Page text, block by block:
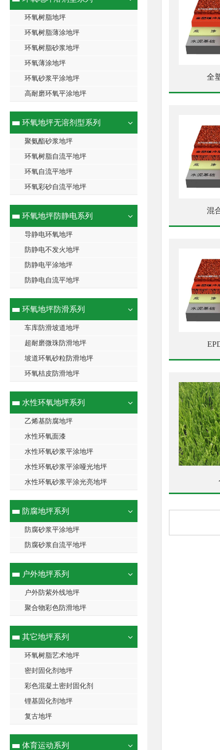
环氧树脂地坪
环氧树脂薄涂地坪
环氧树脂砂浆地坪
环氧薄涂地坪
环氧砂浆平涂地坪
高耐磨环氧平涂地坪
环氧地坪无溶剂型系列
聚氨酯砂浆地坪
环氧树脂自流平地坪
环氧自流平地坪
环氧彩砂自流平地坪
环氧地坪防静电系列
导静电环氧地坪
防静电不发火地坪
防静电平涂地坪
防静电自流平地坪
环氧地坪防滑系列
车库防滑坡道地坪
超耐磨微珠防滑地坪
坡道环氧砂粒防滑地坪
环氧桔皮防滑地坪
水性环氧地坪系列
乙烯基防腐地坪
水性环氧面漆
水性环氧砂浆平涂地坪
水性环氧砂浆平涂哑光地坪
水性环氧砂浆平涂光亮地坪
防腐地坪系列
防腐砂浆平涂地坪
防腐砂浆自流平地坪
户外地坪系列
户外防紫外线地坪
聚合物彩色防滑地坪
其它地坪系列
环氧树脂艺术地坪
密封固化剂地坪
彩色混凝土密封固化剂
锂基固化剂地坪
复古地坪
体育运动系列
全
混